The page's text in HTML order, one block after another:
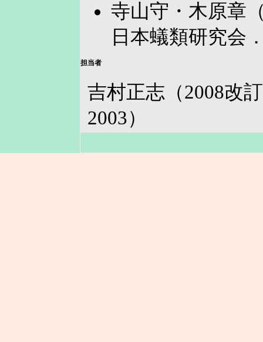
寺山守・木原章
日本蟻類研究会
担当者
吉村正志（2008改
2003）